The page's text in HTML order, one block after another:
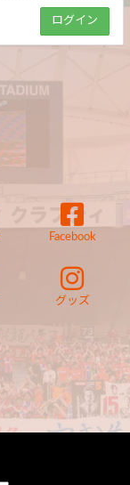
Facebook
グッズ